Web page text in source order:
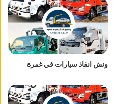
ونش انقاذ سيارات في غمرة